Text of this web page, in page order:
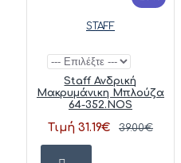
STAFF
Staff Ανδρική
Μακρυμάνικη Μπλούζα
64-352.NOS
Τιμή 31.19€ 39.00€